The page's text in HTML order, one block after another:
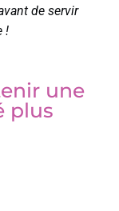
de servir
!
une
plus